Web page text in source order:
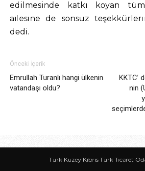
edilmesinde katkı koyan
ailesine de sonsuz
dedi.
Önceki İçerik
Emrullah Turanlı hangi ülkenin
vatandaşı oldu?
KKTC’
nin
Türk Kuzey Kıbrıs Türk Ticaret